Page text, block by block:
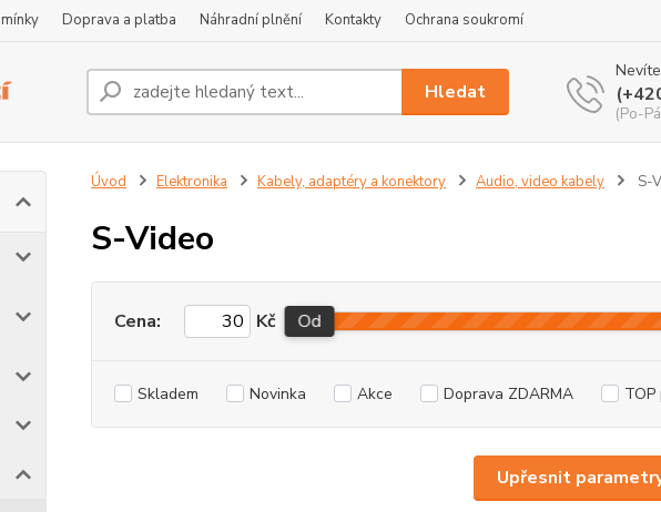
Doprava a platba Náhradní plnění Kontakty Ochrana soukromí
Hledat
(Po-
Úvod Elektronika Kabely, adaptéry a konektory Audio, video kabely S-
S-Video
Upřesnit
Cena: Kč Od
Skladem Novinka Akce Doprava ZDARMA